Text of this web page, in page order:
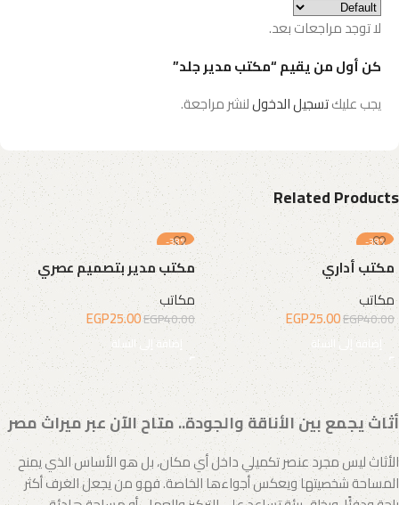
لا توجد مراجعات بعد.
كن أول من يقيم “مكتب مدير جلد”
يجب عليكتسجيل الدخوللنشر مراجعة.
Related Products
-38%
مكتب أداري
مكاتب
EGP40.00
EGP25.00
إضافة إلى السلة
-38%
مكتب مدير بتصميم عصري
مكاتب
EGP40.00
EGP25.00
إضافة إلى السلة
أثاث يجمع بين الأناقة والجودة.. متاح الآن عبر ميراث مصر
الأثاث ليس مجرد عنصر تكميلي داخل أي مكان، بل هو الأساس الذي يمنح
المساحة شخصيتها ويعكس أجواءها الخاصة. فهو من يجعل الغرف أكثر